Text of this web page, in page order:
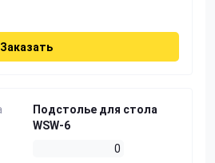
Заказать
Подстолье для стола
WSW-6
0